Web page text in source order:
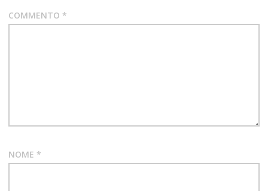
DISCHI
COMMENTO *
NOME *